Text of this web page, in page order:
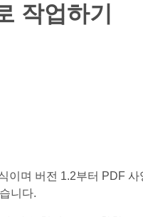
작업하기
며 버전 1.2부터 PDF
니다.